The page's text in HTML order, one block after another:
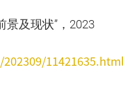
景及现状”，2023